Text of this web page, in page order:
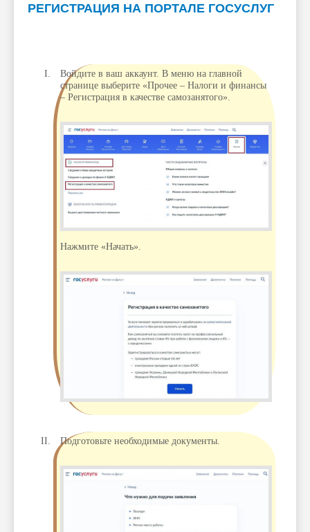
РЕГИСТРАЦИЯ НА ПОРТАЛЕ ГОСУСЛУГ
Войдите в ваш аккаунт. В меню на главной
странице выберите «Прочее – Налоги и финансы
– Регистрация в качестве самозанятого».
Нажмите «Начать».
Подготовьте необходимые документы.